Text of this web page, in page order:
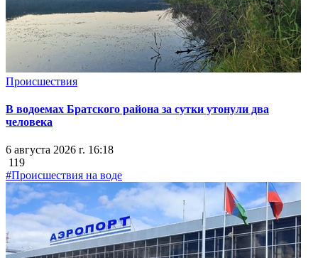
Происшествия
В водоемах Братского района за сутки утонули два
человека
6 августа 2026 г. 16:18
119
#Происшествия на воде